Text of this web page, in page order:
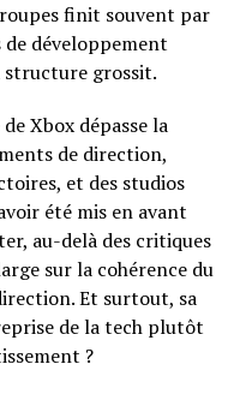
finit souvent par
développement
structure grossit.
Xbox dépasse la
de direction,
et des studios
été mis en avant
au-delà des critiques
sur la cohérence du
Et surtout, sa
de la tech plutôt
?